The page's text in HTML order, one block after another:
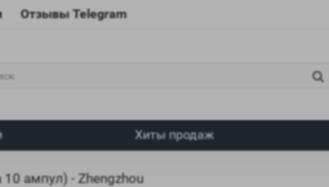
Отзывы Telegram
Хиты продаж
ампул) - Zhengzhou